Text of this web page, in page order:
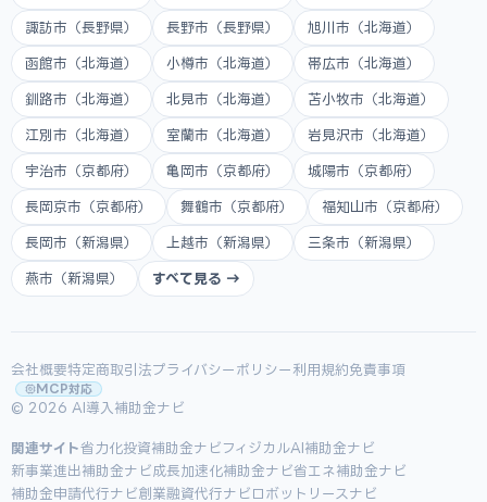
諏訪市（長野県） 長野市（長野県） 旭川市（北海道）
函館市（北海道） 小樽市（北海道） 帯広市（北海道）
釧路市（北海道） 北見市（北海道） 苫小牧市（北海道）
江別市（北海道） 室蘭市（北海道） 岩見沢市（北海道）
宇治市（京都府） 亀岡市（京都府） 城陽市（京都府）
長岡京市（京都府） 舞鶴市（京都府） 福知山市（京都府）
長岡市（新潟県） 上越市（新潟県） 三条市（新潟県）
燕市（新潟県） すべて見る →
会社概要特定商取引法プライバシーポリシー 利用規約免責事項
MCP対応
© 2026 AI導入補助金ナビ
関連サイト省力化投資補助金ナビ フィジカルAI補助金ナビ
新事業進出補助金ナビ成長加速化補助金ナビ省エネ補助金ナビ
補助金申請代行ナビ創業融資代行ナビ ロボットリースナビ